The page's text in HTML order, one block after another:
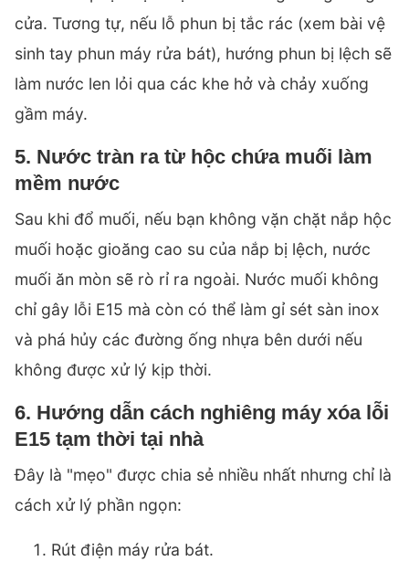
cửa. Tương tự, nếu lỗ phun bị tắc rác (xem bài vệ
sinh tay phun máy rửa bát), hướng phun bị lệch sẽ
làm nước len lỏi qua các khe hở và chảy xuống
gầm máy.
5. Nước tràn ra từ hộc chứa muối làm
mềm nước
Sau khi đổ muối, nếu bạn không vặn chặt nắp hộc
muối hoặc gioăng cao su của nắp bị lệch, nước
muối ăn mòn sẽ rò rỉ ra ngoài. Nước muối không
chỉ gây lỗi E15 mà còn có thể làm gỉ sét sàn inox
và phá hủy các đường ống nhựa bên dưới nếu
không được xử lý kịp thời.
6. Hướng dẫn cách nghiêng máy xóa lỗi
E15 tạm thời tại nhà
Đây là "mẹo" được chia sẻ nhiều nhất nhưng chỉ là
cách xử lý phần ngọn:
Rút điện máy rửa bát.